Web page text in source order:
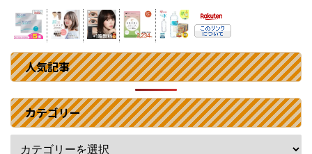
人気記事
カテゴリー